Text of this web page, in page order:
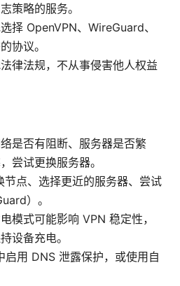
策略的服务。
择 OpenVPN、WireGuard、
协议。
律法规，不从事侵害他人权益
是否有阻断、服务器是否繁
尝试更换服务器。
点、选择更近的服务器、尝试
）。
模式可能影响 VPN 稳定性，
设备充电。
启用 DNS 泄露保护，或使用自